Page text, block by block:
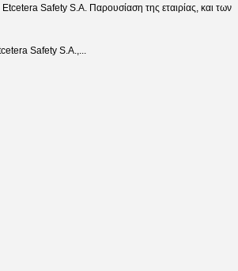
Safety S.A. Παρουσίαση της εταιρίας, και των
Safety S.A.,...